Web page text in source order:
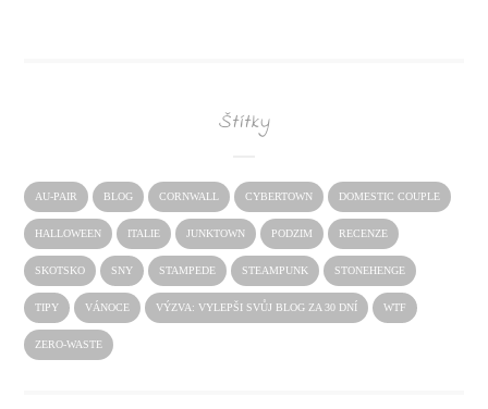
Štítky
AU-PAIR BLOG CORNWALL CYBERTOWN DOMESTIC COUPLE
HALLOWEEN ITALIE JUNKTOWN PODZIM RECENZE
SKOTSKO SNY STAMPEDE STEAMPUNK STONEHENGE
TIPY VÁNOCE VÝZVA: VYLEPŠI SVŮJ BLOG ZA 30 DNÍ WTF
ZERO-WASTE